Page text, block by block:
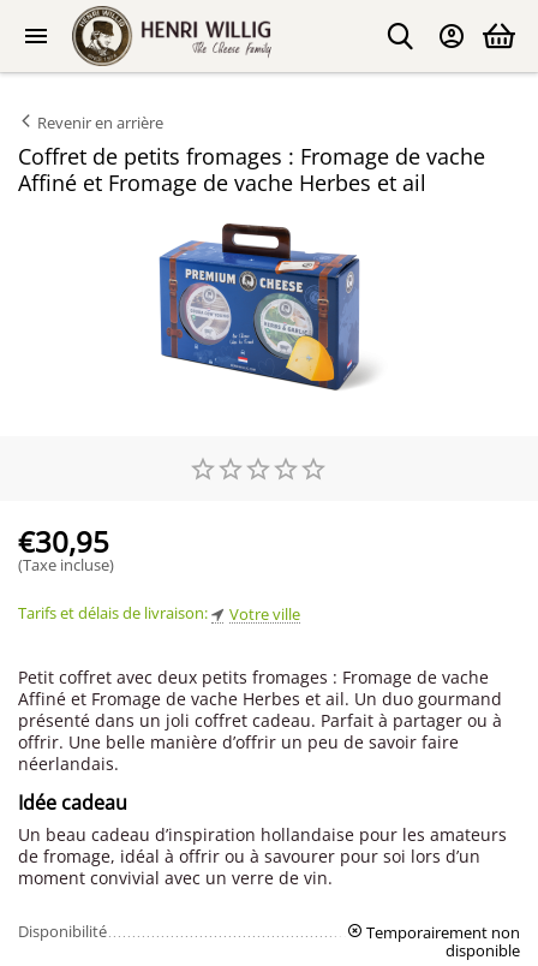
Revenir en arrière
Coffret de petits fromages : Fromage de vache
Affiné et Fromage de vache Herbes et ail
€30,95
(Taxe incluse)
Tarifs et délais de livraison: Votre ville
Petit coffret avec deux petits fromages : Fromage de vache
Affiné et Fromage de vache Herbes et ail. Un duo gourmand
présenté dans un joli coffret cadeau. Parfait à partager ou à
offrir. Une belle manière d’offrir un peu de savoir faire
néerlandais.
Idée cadeau
Un beau cadeau d’inspiration hollandaise pour les amateurs
de fromage, idéal à offrir ou à savourer pour soi lors d’un
moment convivial avec un verre de vin.
Disponibilité
Temporairement non
disponible